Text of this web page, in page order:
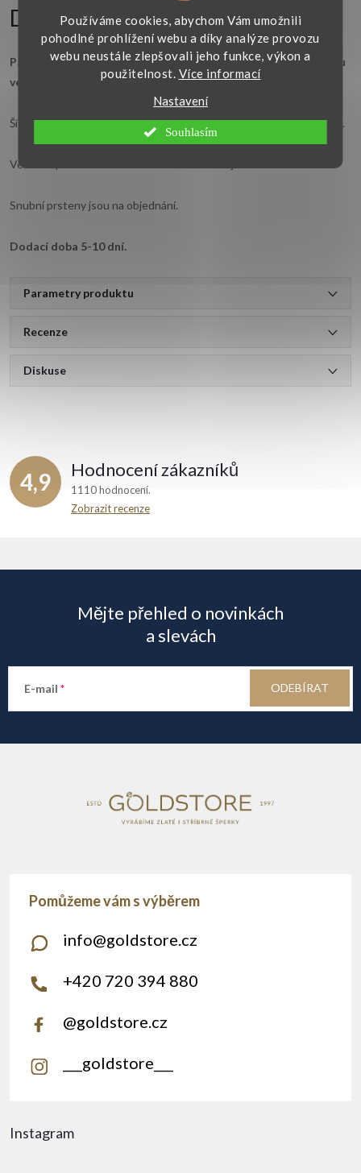
Používáme cookies, abychom Vám umožnili
pohodlné prohlížení webu a díky analýze provozu
webu neustále zlepšovali jeho funkce, výkon a
použitelnost. Více informací
Nastavení
Souhlasím
Detailní popis produktu
Pánské prsteny jsou ve velikostech 58-68. Dámské prsteny jsou
ve velikostech 50-58.
Šířka fazony u dámského prstenu je 7,00 mm a u pánského 6,80 mm.
Velikosti prstenů uveďte do komentáře v objednávce.
Snubní prsteny jsou na objednání.
Dodací doba 5-10 dní.
Parametry produktu
Recenze
Diskuse
4,9 Hodnocení zákazníků
1110 hodnocení
Zobrazit recenze
a
t
Mějte přehled o novinkách
a slevách
E-mail ODEBÍRAT
Instagram
info@goldstore.cz
+420 720 394 880
@goldstore.cz
___goldstore___